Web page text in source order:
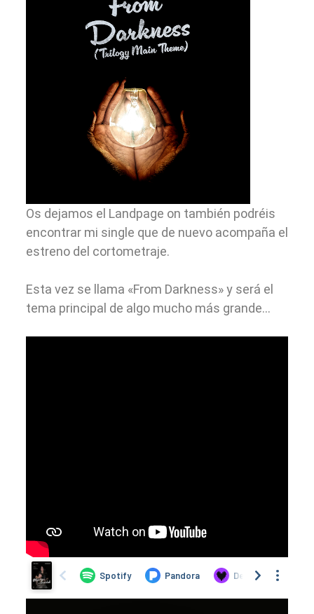
Os dejamos el Landpage on también podréis
encontrar mi single que de nuevo acompaña el
estreno del cortometraje.
Esta vez se llama «From Darkness» y será el
tema principal de algo mucho más grande…